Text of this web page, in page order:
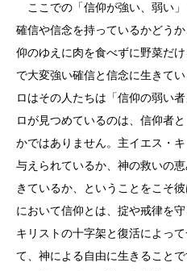
ここでの「信仰が強い、弱い
確信や信念を持っているかどう
仰のゆえに肉を食べずに野菜だ
で大変強い確信と信念に生きて
ロはその人たちは「信仰の弱い
ロが見つめているのは、信仰者
かではありません。主イエス・
与えられているか、神の救いの
きているか、ということをこそ
において信仰とは、掟や戒律を
キリストの十字架と復活によっ
て、神による自由に生きること